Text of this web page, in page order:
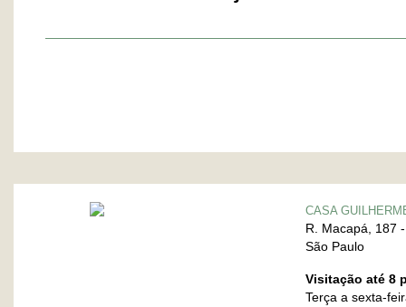
CASA
R. Macapá, 187
São Paulo
Visitação até 8
Terça a sexta-